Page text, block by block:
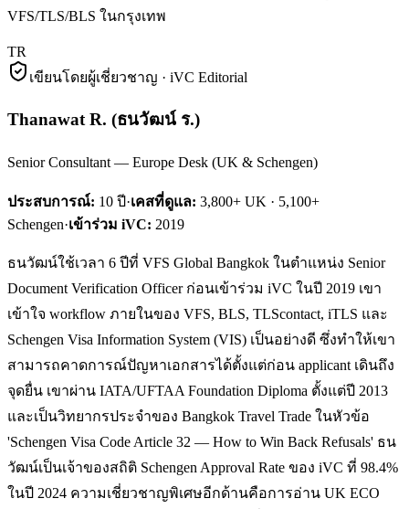
VFS/TLS/BLS ในกรุงเทพ
TR
เขียนโดยผู้เชี่ยวชาญ · iVC Editorial
Thanawat R. (ธนวัฒน์ ร.)
Senior Consultant — Europe Desk (UK & Schengen)
ประสบการณ์: 10 ปี·เคสที่ดูแล: 3,800+ UK · 5,100+
Schengen·เข้าร่วม iVC: 2019
ธนวัฒน์ใช้เวลา 6 ปีที่ VFS Global Bangkok ในตำแหน่ง Senior
Document Verification Officer ก่อนเข้าร่วม iVC ในปี 2019 เขา
เข้าใจ workflow ภายในของ VFS, BLS, TLScontact, iTLS และ
Schengen Visa Information System (VIS) เป็นอย่างดี ซึ่งทำให้เขา
สามารถคาดการณ์ปัญหาเอกสารได้ตั้งแต่ก่อน applicant เดินถึง
จุดยื่น เขาผ่าน IATA/UFTAA Foundation Diploma ตั้งแต่ปี 2013
และเป็นวิทยากรประจำของ Bangkok Travel Trade ในหัวข้อ
'Schengen Visa Code Article 32 — How to Win Back Refusals' ธน
วัฒน์เป็นเจ้าของสถิติ Schengen Approval Rate ของ iVC ที่ 98.4%
ในปี 2024 ความเชี่ยวชาญพิเศษอีกด้านคือการอ่าน UK ECO